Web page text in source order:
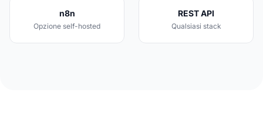
n8n
Opzione self-hosted
REST API
Qualsiasi stack